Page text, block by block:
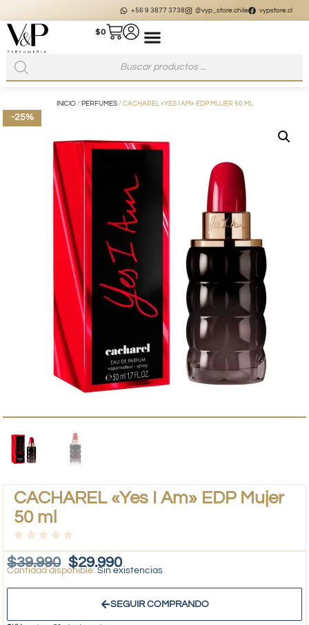
+56 9 3877 3738 @vyp_store.chile vypstore.cl
$0
INICIO / PERFUMES/ CACHAREL «YES I AM» EDP MUJER 50 ML
-25%
CACHAREL «Yes I Am» EDP Mujer
50 ml
$39.990 $29.990
Sin existencias
SEGUIR COMPRANDO